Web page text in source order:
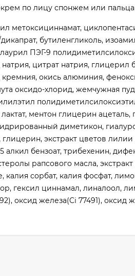
по лицу спонжем или
метоксициннамат,
бутиленгликоль,
ПЭГ-9
цитрат натрия, глицерил
окись алюминия,
оксидо-хлорид, жемчужная
ментон глицерин
диметикон,
экстракт цветов
алкил бензоат, трибехенин,
рапсового масла,
сорбат, калия фосфат,
гексил циннамал, линалоол,
оксид железа(Ci 77491), оксид